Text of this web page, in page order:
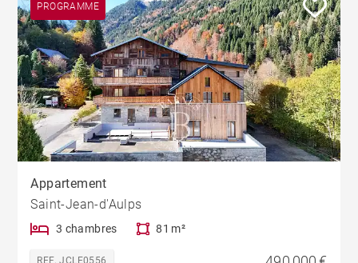
PROGRAMME
Appartement
Saint-Jean-d'Aulps
3 chambres 81 m²